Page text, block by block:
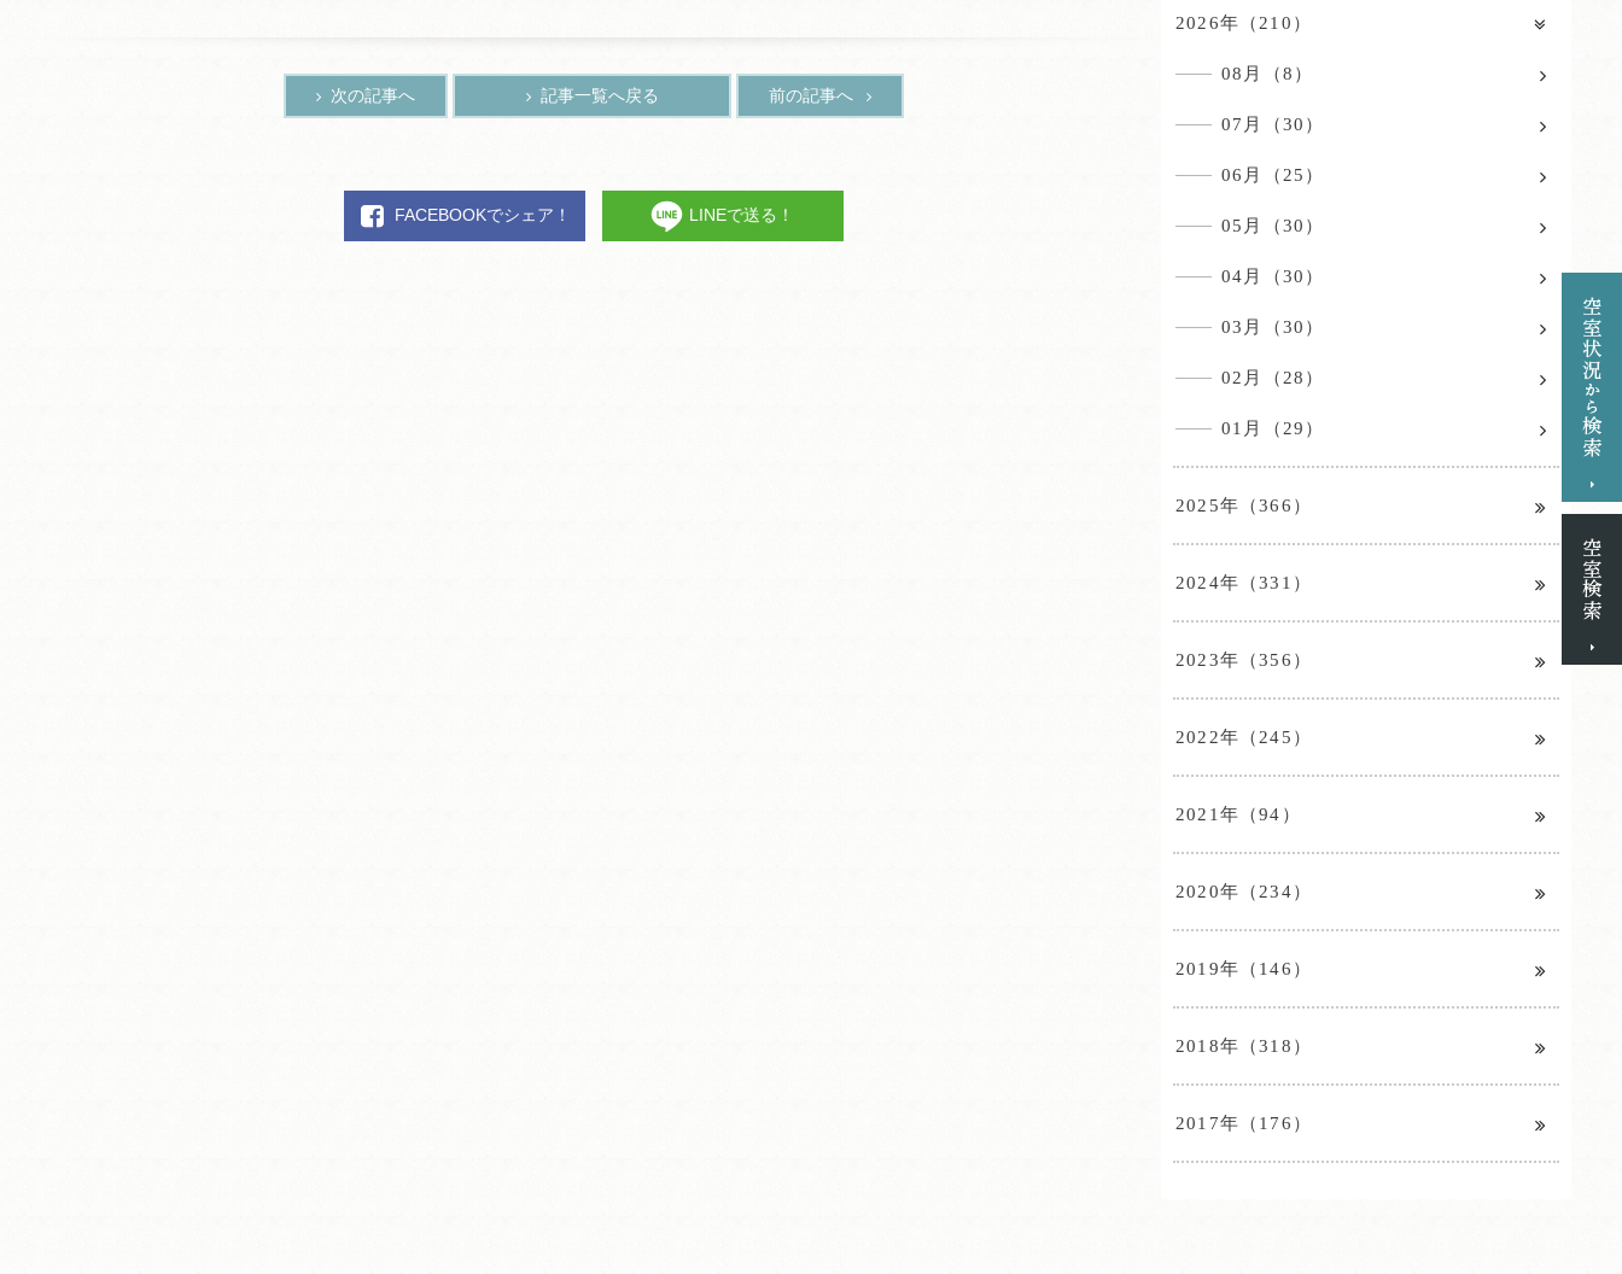
次の記事へ 記事一覧へ戻る 前の記事へ
FACEBOOKでシェア！ LINEで送る！
2026年（210）
08月（8）
07月（30）
06月（25）
05月（30）
04月（30）
03月（30）
02月（28）
01月（29）
2025年（366）
2024年（331）
2023年（356）
2022年（245）
2021年（94）
2020年（234）
2019年（146）
2018年（318）
2017年（176）